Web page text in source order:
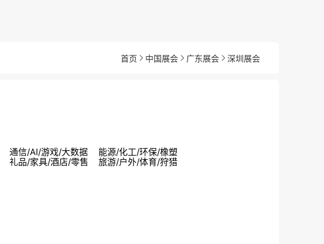
首页 中国展会 广东展会 深圳展会
通信/AI/游戏/大数据
能源/化工/环保/橡塑
礼品/家具/酒店/零售
旅游/户外/体育/狩猎